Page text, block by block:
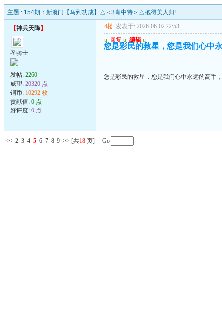
主题 : 154期：新澳门【马到功成】△＜3肖中特＞△抱得美人归!
【神兵天降】
圣骑士
发帖: 2260
威望: 20320 点
铜币: 10292 枚
贡献值: 0 点
好评度: 0 点
4楼 发表于: 2026-06-02 22:53
u 回复 u 编辑 u
您是彩民的救星，您是我们心中
您是彩民的救星，您是我们心中永远的高手
<< 2 3 4 5 6 7 8 9 >> [共18 页] Go